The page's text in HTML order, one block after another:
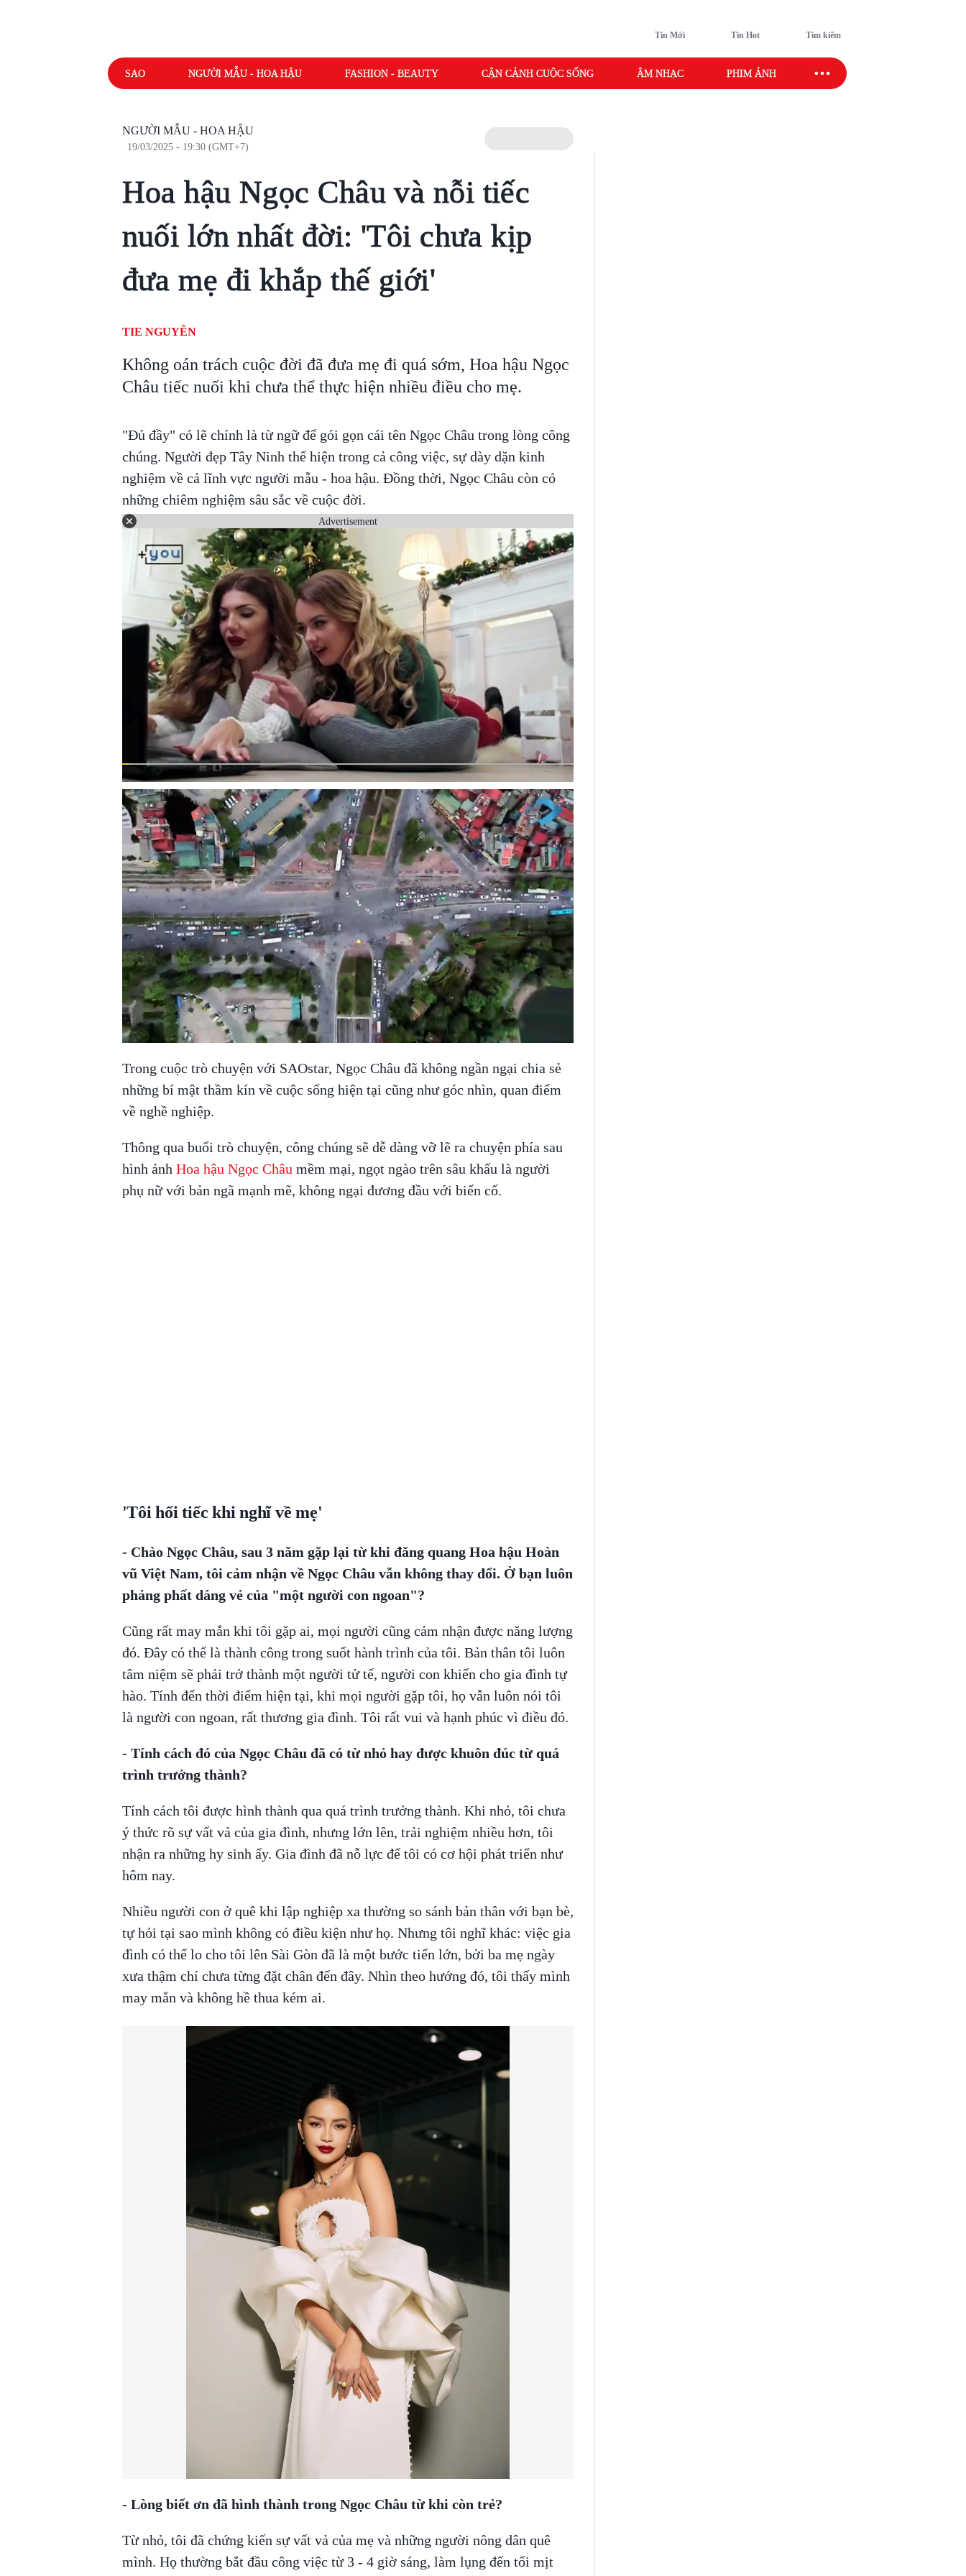
Tin Mới Tin Hot Tìm kiếm
SAO NGƯỜI MẪU - HOA HẬU FASHION - BEAUTY CẬN CẢNH CUỘC SỐNG ÂM NHẠC PHIM ẢNH SAO SPORT
NGƯỜI MẪU - HOA HẬU
19/03/2025 - 19:30 (GMT+7)
Hoa hậu Ngọc Châu và nỗi tiếc
nuối lớn nhất đời: 'Tôi chưa kịp
đưa mẹ đi khắp thế giới'
TIE NGUYÊN
Không oán trách cuộc đời đã đưa mẹ đi quá sớm, Hoa hậu Ngọc
Châu tiếc nuối khi chưa thể thực hiện nhiều điều cho mẹ.
"Đủ đầy" có lẽ chính là từ ngữ để gói gọn cái tên Ngọc Châu trong lòng công
chúng. Người đẹp Tây Ninh thể hiện trong cả công việc, sự dày dặn kinh
nghiệm về cả lĩnh vực người mẫu - hoa hậu. Đồng thời, Ngọc Châu còn có
những chiêm nghiệm sâu sắc về cuộc đời.
Advertisement
Trong cuộc trò chuyện với SAOstar, Ngọc Châu đã không ngần ngại chia sẻ
những bí mật thầm kín về cuộc sống hiện tại cũng như góc nhìn, quan điểm
về nghề nghiệp.
Thông qua buổi trò chuyện, công chúng sẽ dễ dàng vỡ lẽ ra chuyện phía sau
hình ảnh Hoa hậu Ngọc Châu mềm mại, ngọt ngào trên sâu khấu là người
phụ nữ với bản ngã mạnh mẽ, không ngại đương đầu với biến cố.
'Tôi hối tiếc khi nghĩ về mẹ'
- Chào Ngọc Châu, sau 3 năm gặp lại từ khi đăng quang Hoa hậu Hoàn
vũ Việt Nam, tôi cảm nhận về Ngọc Châu vẫn không thay đổi. Ở bạn luôn
phảng phất dáng vẻ của "một người con ngoan"?
Cũng rất may mắn khi tôi gặp ai, mọi người cũng cảm nhận được năng lượng
đó. Đây có thể là thành công trong suốt hành trình của tôi. Bản thân tôi luôn
tâm niệm sẽ phải trở thành một người tử tế, người con khiến cho gia đình tự
hào. Tính đến thời điểm hiện tại, khi mọi người gặp tôi, họ vẫn luôn nói tôi
là người con ngoan, rất thương gia đình. Tôi rất vui và hạnh phúc vì điều đó.
- Tính cách đó của Ngọc Châu đã có từ nhỏ hay được khuôn đúc từ quá
trình trưởng thành?
Tính cách tôi được hình thành qua quá trình trưởng thành. Khi nhỏ, tôi chưa
ý thức rõ sự vất vả của gia đình, nhưng lớn lên, trải nghiệm nhiều hơn, tôi
nhận ra những hy sinh ấy. Gia đình đã nỗ lực để tôi có cơ hội phát triển như
hôm nay.
Nhiều người con ở quê khi lập nghiệp xa thường so sánh bản thân với bạn bè,
tự hỏi tại sao mình không có điều kiện như họ. Nhưng tôi nghĩ khác: việc gia
đình có thể lo cho tôi lên Sài Gòn đã là một bước tiến lớn, bởi ba mẹ ngày
xưa thậm chí chưa từng đặt chân đến đây. Nhìn theo hướng đó, tôi thấy mình
may mắn và không hề thua kém ai.
- Lòng biết ơn đã hình thành trong Ngọc Châu từ khi còn trẻ?
Từ nhỏ, tôi đã chứng kiến sự vất vả của mẹ và những người nông dân quê
mình. Họ thường bắt đầu công việc từ 3 - 4 giờ sáng, làm lụng đến tối mịt